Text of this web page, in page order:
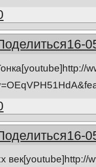
16-
16-
век[youtube]http://